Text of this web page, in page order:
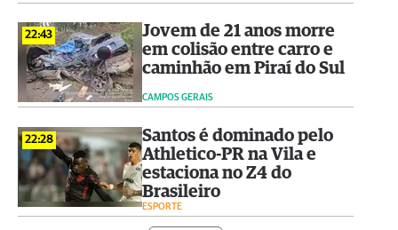
22:43
Jovem de 21 anos morre
em colisão entre carro e
caminhão em Piraí do Sul
CAMPOS GERAIS
22:28
Santos é dominado pelo
Athletico-PR na Vila e
estaciona no Z4 do
Brasileiro
ESPORTE